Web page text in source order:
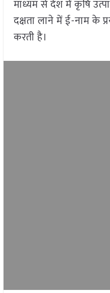
माध्यम से देश में कृषि
दक्षता लाने में ई-नाम के
करती है।